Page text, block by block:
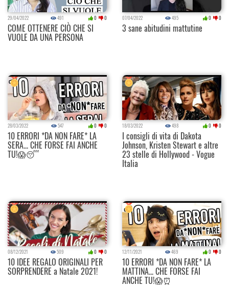
29/04/2022 491 0 0
COME OTTENERE CIÒ CHE SI
VUOLE DA UNA PERSONA
07/04/2022 495 0 0
3 sane abitudini mattutine
28/03/2022 547 0 0
10 ERRORI *DA NON FARE* LA
SERA... CHE FORSE FAI ANCHE
TU!😱😴
18/03/2022 498 0 0
I consigli di vita di Dakota
Johnson, Kristen Stewart e altre
23 stelle di Hollywood - Vogue
Italia
08/12/2021 509 0 0
10 IDEE REGALO ORIGINALI PER
SORPRENDERE a Natale 2021!
12/11/2021 469 0 0
10 ERRORI *DA NON FARE* LA
MATTINA... CHE FORSE FAI
ANCHE TU!😱⏰